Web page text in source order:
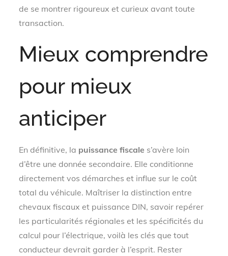
de se montrer rigoureux et curieux avant toute
transaction.
Mieux comprendre
pour mieux
anticiper
En définitive, la puissance fiscale s’avère loin
d’être une donnée secondaire. Elle conditionne
directement vos démarches et influe sur le coût
total du véhicule. Maîtriser la distinction entre
chevaux fiscaux et puissance DIN, savoir repérer
les particularités régionales et les spécificités du
calcul pour l’électrique, voilà les clés que tout
conducteur devrait garder à l’esprit. Rester